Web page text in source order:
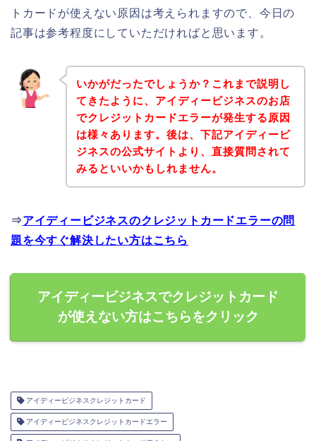
トカードが使えない原因は考えられますので、今日の
記事は参考程度にしていただければと思います。
いかがだったでしょうか？これまで説明し
てきたように、アイディービジネスのお店
でクレジットカードエラーが発生する原因
は様々あります。後は、下記アイディービ
ジネスの公式サイトより、直接質問されて
みるといいかもしれません。
⇒アイディービジネスのクレジットカードエラーの問
題を今すぐ解決したい方はこちら
アイディービジネスでクレジットカード
が使えない方はこちらをクリック
アイディービジネスクレジットカード
アイディービジネスクレジットカードエラー